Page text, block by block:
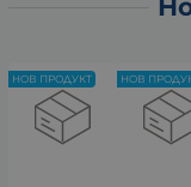
НОВ ПРОДУКТ НОВ